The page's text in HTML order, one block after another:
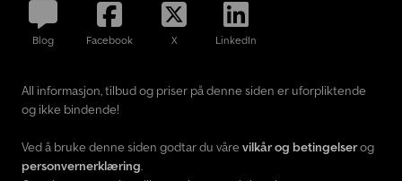
Blog Facebook X LinkedIn
All informasjon, tilbud og priser på denne siden er uforpliktende
og ikke bindende!
Ved å bruke denne siden godtar du våre vilkår og betingelserog
personvernerklæring.